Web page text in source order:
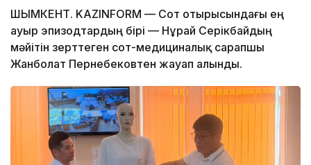
ШЫМКЕНТ. KAZINFORM — Сот отырысындағы ең
ауыр эпизодтардың бірі — Нұрай Серікбайдың
мәйітін зерттеген сот-медициналық сарапшы
Жанболат Пернебековтен жауап алынды.